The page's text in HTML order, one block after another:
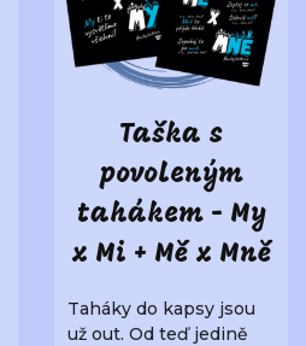
Taška s
povoleným
tahákem - My
x Mi + Mě x Mně
Taháky do kapsy jsou
už out. Od teď jedině